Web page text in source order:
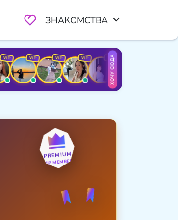
ЗНАКОМСТВА
VIP VIP VIP VIP ХОЧУ СЮДА
PREMIUM
VIP MEMBER